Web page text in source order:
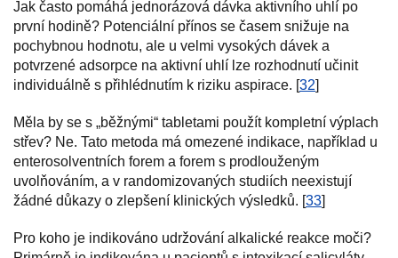
Jak často pomáhá jednorázová dávka aktivního uhlí po
první hodině? Potenciální přínos se časem snižuje na
pochybnou hodnotu, ale u velmi vysokých dávek a
potvrzené adsorpce na aktivní uhlí lze rozhodnutí učinit
individuálně s přihlédnutím k riziku aspirace. [32]
Měla by se s „běžnými“ tabletami použít kompletní výplach
střev? Ne. Tato metoda má omezené indikace, například u
enterosolventních forem a forem s prodlouženým
uvolňováním, a v randomizovaných studiích neexistují
žádné důkazy o zlepšení klinických výsledků. [33]
Pro koho je indikováno udržování alkalické reakce moči?